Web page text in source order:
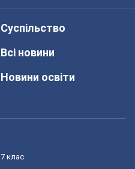
Суспільство
Всі новини
Новини освіти
7 клас